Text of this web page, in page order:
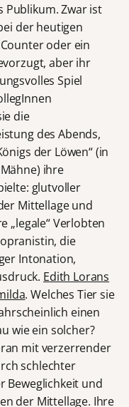
Publikum. Zwar ist
der heutigen
oder ein
aber ihr
Spiel
die
des Abends,
der Löwen“ (in
ihre
glutvoller
Mittellage und
„legale“ Verlobten
die
Intonation,
Edith Lorans
. Welches Tier sie
einen
wie ein solcher?
mit verzerrender
schlechter
Beweglichkeit und
der Mittellage. Ihre